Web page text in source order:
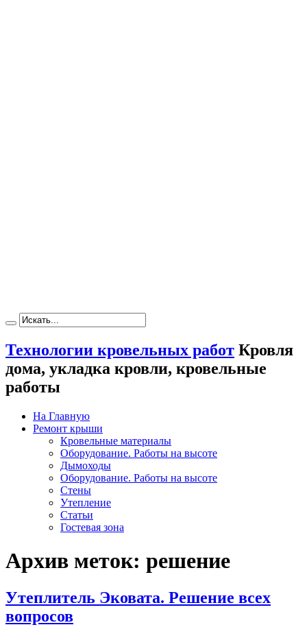
Технологии кровельных работ Кровля
дома, укладка кровли, кровельные
работы
На Главную
Ремонт крыши
Кровельные материалы
Оборудование. Работы на высоте
Дымоходы
Оборудование. Работы на высоте
Стены
Утепление
Статьи
Гостевая зона
Архив меток: решение
Утеплитель Эковата. Решение всех
вопросов